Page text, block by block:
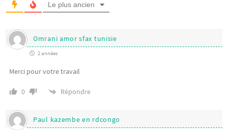
Le plus ancien
Omrani amor sfax tunisie
2 années
Merci pour votre travail
0 Répondre
Paul kazembe en rdcongo